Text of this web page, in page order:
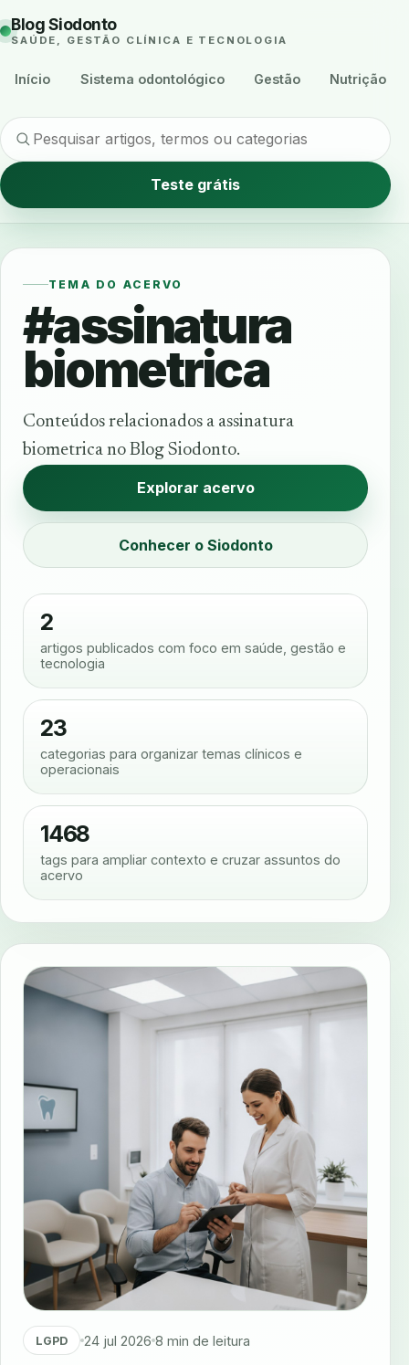
Blog Siodonto
SAÚDE, GESTÃO CLÍNICA E TECNOLOGIA
Início Sistema odontológico Gestão Nutrição
Teste grátis
TEMA DO ACERVO
#assinatura
biometrica
Conteúdos relacionados a assinatura
biometrica no Blog Siodonto.
Explorar acervo
Conhecer o Siodonto
2
artigos publicados com foco em saúde, gestão e
tecnologia
23
categorias para organizar temas clínicos e
operacionais
1468
tags para ampliar contexto e cruzar assuntos do
acervo
LGPD 24 jul 2026 8 min de leitura